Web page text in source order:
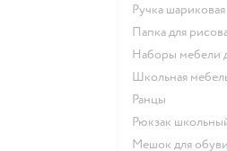
Ручка
Папка для
Наборы мебели
Школьная
Ранцы
Рюкзак
Мешок для обуви